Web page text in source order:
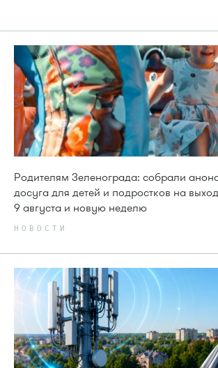
Родителям Зеленограда: собрали
досуга для детей и подростков на
9 августа и новую неделю
НОВОСТИ